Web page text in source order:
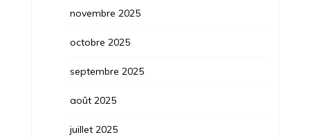
novembre 2025
octobre 2025
septembre 2025
août 2025
juillet 2025